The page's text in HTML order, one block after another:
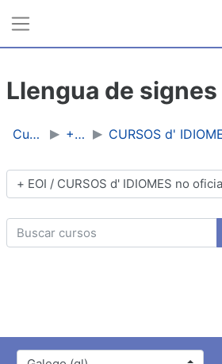
Llengua de signes
Cursos + EOI
Categorías de cursos
Buscar cursos